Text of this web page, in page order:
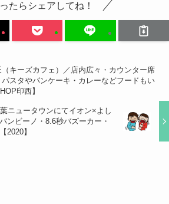
たらシェアしてね！
（キーズカフェ）／店内広々・カウンター席
スタやパンケーキ・カレーなどフードもい
印西】
ニュータウンにてイオン×よし
ンビーノ・8.6秒バズーカー・
2020】